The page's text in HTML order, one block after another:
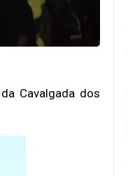
Cavalgada dos